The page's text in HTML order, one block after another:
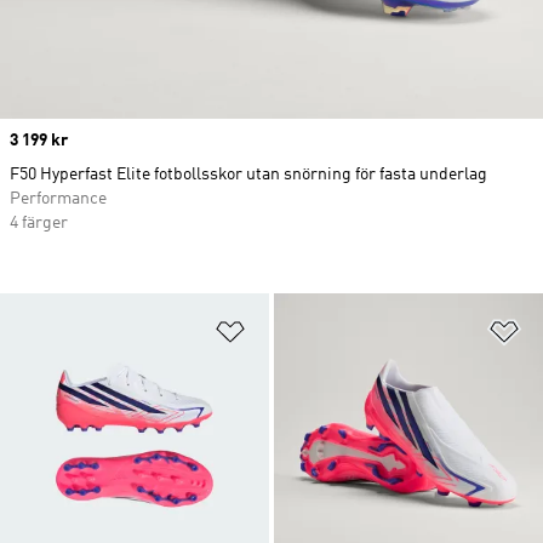
Price
3 199 kr
F50 Hyperfast Elite fotbollsskor utan snörning för fasta underlag
Performance
4 färger